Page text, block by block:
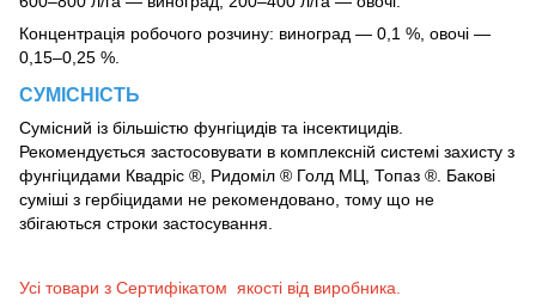
Концентрація робочого розчину: виноград — 0,1 %, овочі —
0,15–0,25 %.
СУМІСНІСТЬ
Сумісний із більшістю фунгіцидів та інсектицидів.
Рекомендується застосовувати в комплексній системі захисту з
фунгіцидами Квадріс ®, Ридоміл ® Голд МЦ, Топаз ®. Бакові
суміші з гербіцидами не рекомендовано, тому що не
збігаються строки застосування.
Усі товари з Сертифікатом якості від виробника.